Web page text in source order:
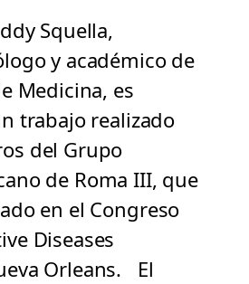
Squella,
y académico de
Medicina, es
trabajo realizado
del Grupo
de Roma III, que
en el Congreso
Diseases
Orleans. El